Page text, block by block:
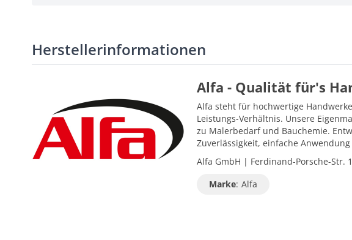
Herstellerinformationen
Alfa - Qualität für's
Alfa steht für hochwertige
Leistungs-Verhältnis. Unsere
zu Malerbedarf und Bauchemie.
Zuverlässigkeit, einfache
Alfa GmbH | Ferdinand-Porsche-Str.
Marke: Alfa